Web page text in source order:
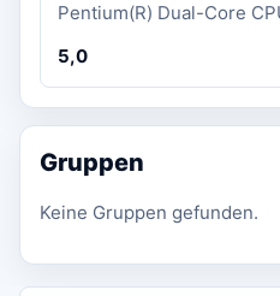
Pentium(R) Dual-Core
5,0
Gruppen
Keine Gruppen gefunden.